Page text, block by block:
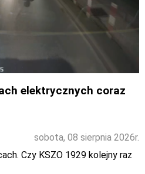
elektrycznych coraz
sobota, 08 sierpnia 2026r.
Czy KSZO 1929 kolejny raz